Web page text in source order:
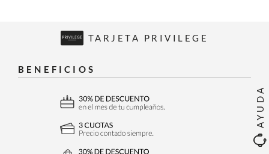
AYUDA
TARJETA PRIVILEGE
BENEFICIOS